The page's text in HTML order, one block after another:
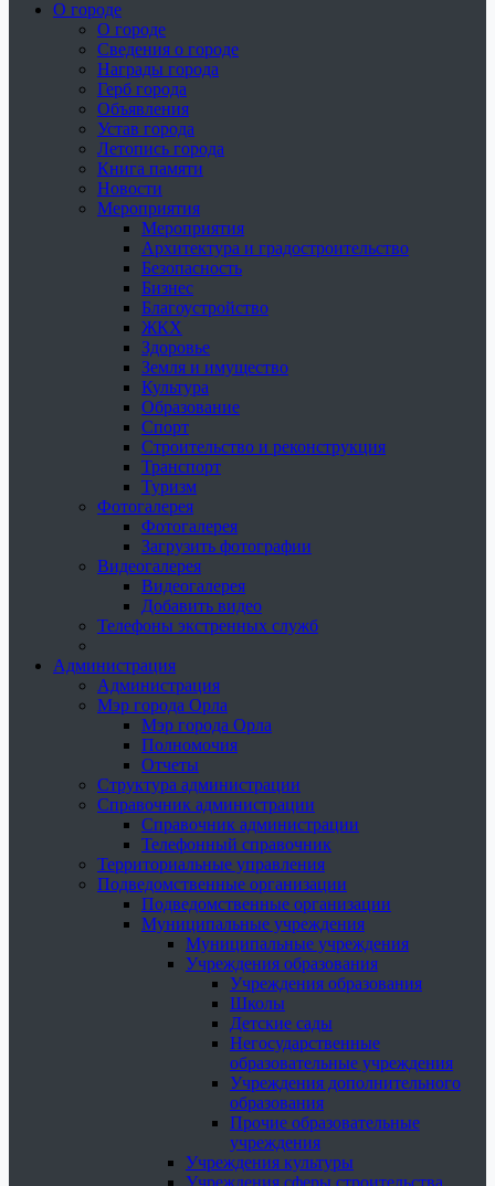
О городе
О городе
Сведения о городе
Награды города
Герб города
Объявления
Устав города
Летопись города
Книга памяти
Новости
Мероприятия
Мероприятия
Архитектура и градостроительство
Безопасность
Бизнес
Благоустройство
ЖКХ
Здоровье
Земля и имущество
Культура
Образование
Спорт
Строительство и реконструкция
Транспорт
Туризм
Фотогалерея
Фотогалерея
Загрузить фотографии
Видеогалерея
Видеогалерея
Добавить видео
Телефоны экстренных служб
Администрация
Администрация
Мэр города Орла
Мэр города Орла
Полномочия
Отчеты
Структура администрации
Справочник администрации
Справочник администрации
Телефонный справочник
Территориальные управления
Подведомственные организации
Подведомственные организации
Муниципальные учреждения
Муниципальные учреждения
Учреждения образования
Учреждения образования
Школы
Детские сады
Негосударственные
образовательные учреждения
Учреждения дополнительного
образования
Прочие образовательные
учреждения
Учреждения культуры
Учреждения сферы строительства,